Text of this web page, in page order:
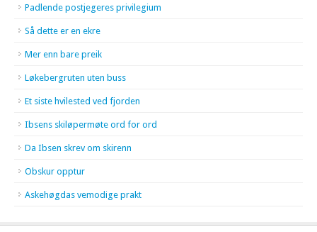
Padlende postjegeres privilegium
Så dette er en ekre
Mer enn bare preik
Løkebergruten uten buss
Et siste hvilested ved fjorden
Ibsens skiløpermøte ord for ord
Da Ibsen skrev om skirenn
Obskur opptur
Askehøgdas vemodige prakt